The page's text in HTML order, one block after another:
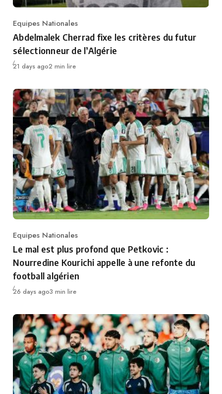
Category
Equipes Nationales
Abdelmalek Cherrad fixe les critères du futur
sélectionneur de l’Algérie
Publié
21 days ago2 min lire
Category
Equipes Nationales
Le mal est plus profond que Petkovic :
Nourredine Kourichi appelle à une refonte du
football algérien
Publié
26 days ago3 min lire